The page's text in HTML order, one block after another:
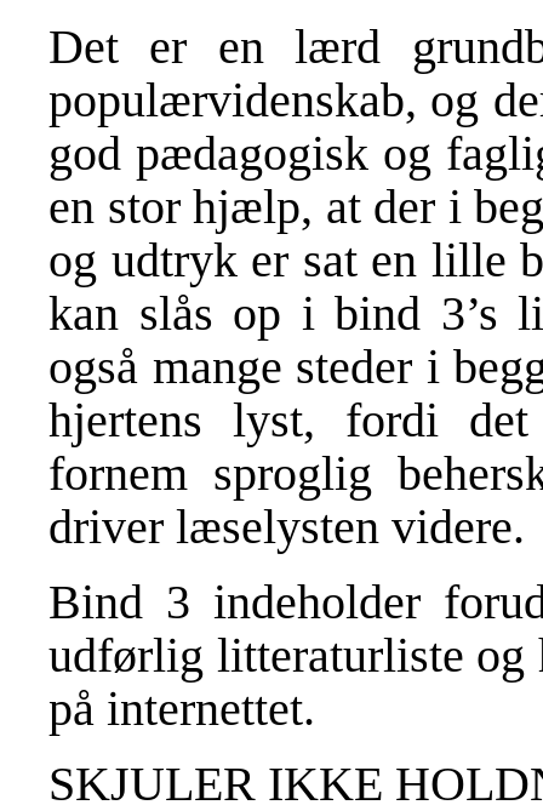
Det er en lærd
populærvidenskab, og
god pædagogisk og
en stor hjælp, at der i
og udtryk er sat en lille
kan slås op i bind 3’s
også mange steder i
hjertens lyst, fordi
fornem sproglig
driver læselysten videre.
Bind 3 indeholder
udførlig litteraturliste
på internettet.
SKJULER IKKE